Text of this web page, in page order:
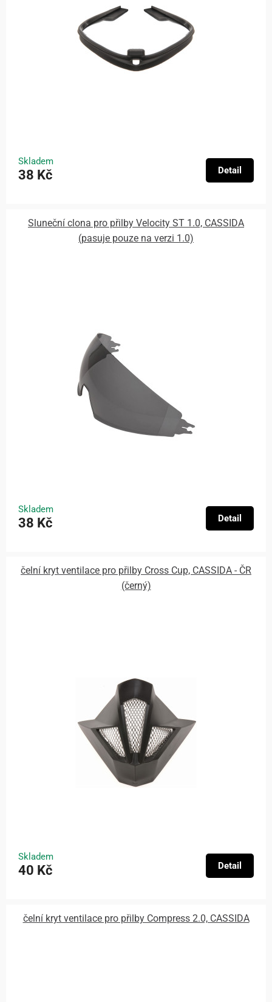
Skladem
38 Kč Detail
Sluneční clona pro přilby Velocity ST 1.0, CASSIDA
(pasuje pouze na verzi 1.0)
Skladem
38 Kč Detail
čelní kryt ventilace pro přilby Cross Cup, CASSIDA - ČR
(černý)
Skladem
40 Kč Detail
čelní kryt ventilace pro přilby Compress 2.0, CASSIDA